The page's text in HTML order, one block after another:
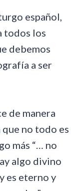
español,
todos los
debemos
a ser
de manera
no todo es
más “… no
algo divino
es eterno y